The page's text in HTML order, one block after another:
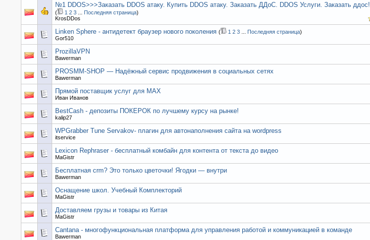
№1 DDOS>>>Заказать DDOS атаку. Купить DDOS атаку. Заказать ДДоС. DDOS Услуги. Заказать ддос!
( 1 2 3 Последняя страница)
KrosDDos
Linken Sphere - антидетект браузер нового поколения ( 1 2 3 Последняя страница)
Gor510
ProzillaVPN
Bawerman
PROSMM-SHOP — Надёжный сервис продвижения в социальных сетях
Bawerman
Прямой поставщик услуг для MAX
Иван Иванов
BestCash - депозиты ПОКЕРОК по лучшему курсу на рынке!
kalip27
WPGrabber Tune Servakov- плагин для автонаполнения сайта на wordpress
itservice
Lexicon Rephraser - бесплатный комбайн для контента от текста до видео
MaGistr
Бесплатная crm? Это только цветочки! Ягодки — внутри
Bawerman
Оснащение школ. Учебный Комплекторий
MaGistr
Доставляем грузы и товары из Китая
MaGistr
Cantana - многофункциональная платформа для управления работой и коммуникацией в команде
Bawerman